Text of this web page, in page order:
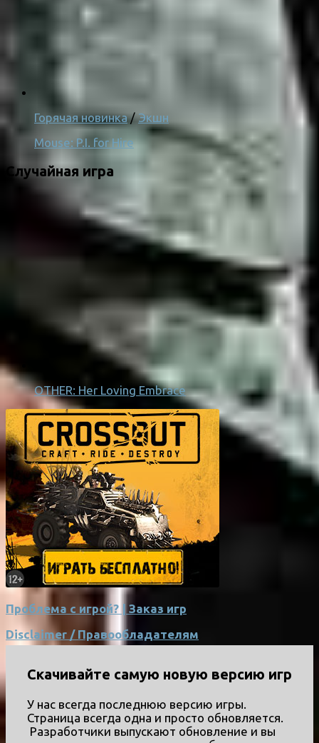
Горячая новинка/Экшн
Mouse: P.I. for Hire
Случайная игра
OTHER: Her Loving Embrace
Проблема с игрой? | Заказ игр
Disclaimer / Правообладателям
Скачивайте самую новую версию игр
У нас всегда последнюю версию игры.
Страница всегда одна и просто обновляется.
Разработчики выпускают обновление и вы